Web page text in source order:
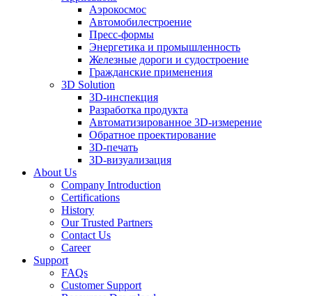
Аэрокосмос
Автомобилестроение
Пресс-формы
Энергетика и промышленность
Железные дороги и судостроение
Гражданские применения
3D Solution
3D-инспекция
Разработка продукта
Автоматизированное 3D-измерение
Обратное проектирование
3D-печать
3D-визуализация
About Us
Company Introduction
Certifications
History
Our Trusted Partners
Contact Us
Career
Support
FAQs
Customer Support